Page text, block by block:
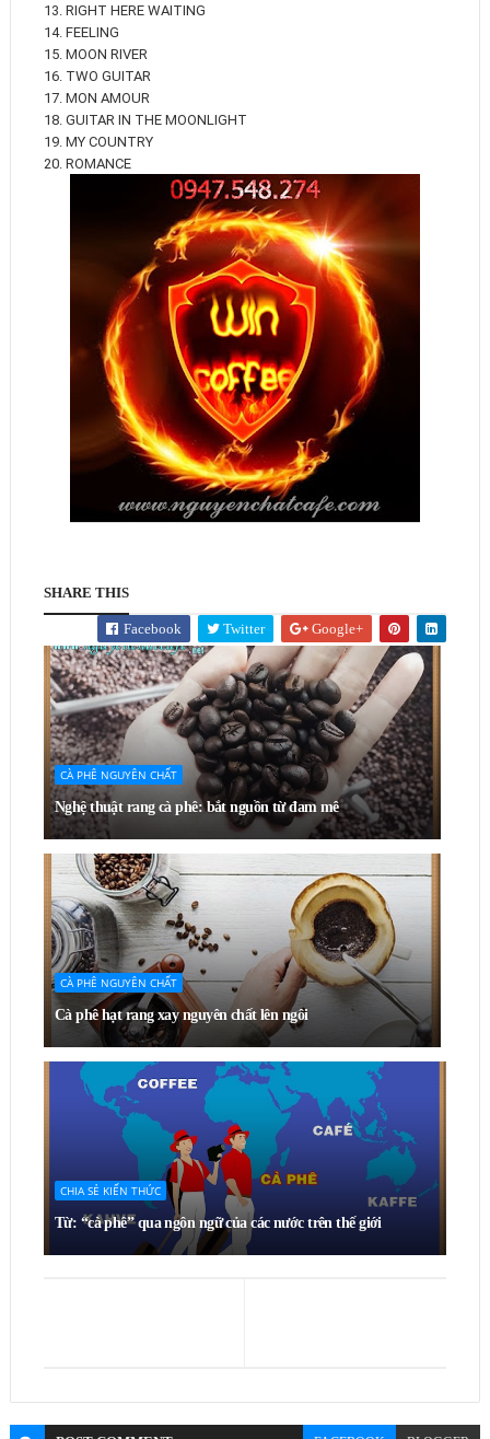
13. RIGHT HERE WAITING
14. FEELING
15. MOON RIVER
16. TWO GUITAR
17. MON AMOUR
18. GUITAR IN THE MOONLIGHT
19. MY COUNTRY
20. ROMANCE
SHARE THIS
Facebook Twitter Google+
CÀ PHÊ NGUYÊN CHẤT
Nghệ thuật rang cà phê: bắt nguồn từ đam mê
CÀ PHÊ NGUYÊN CHẤT
Cà phê hạt rang xay nguyên chất lên ngôi
CHIA SẺ KIẾN THỨC
Từ: “cà phê” qua ngôn ngữ của các nước trên thế giới